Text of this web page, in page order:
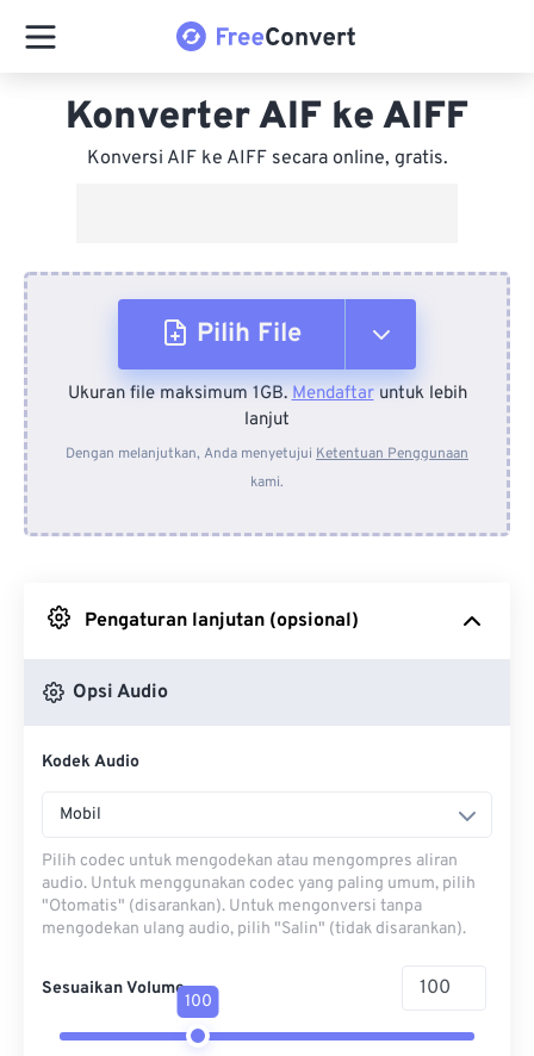
Konverter AIF ke AIFF
Konversi AIF ke AIFF secara online, gratis.
Pilih File
Dari Perangkat
Dari Dropbox
Ukuran file maksimum 1GB.Mendaftaruntuk lebih
lanjut
Dengan melanjutkan, Anda menyetujui Ketentuan Penggunaan
kami.
Pengaturan lanjutan (opsional)
Opsi Audio
Kodek Audio
Mobil
Pilih codec untuk mengodekan atau mengompres aliran
audio. Untuk menggunakan codec yang paling umum, pilih
"Otomatis" (disarankan). Untuk mengonversi tanpa
mengodekan ulang audio, pilih "Salin" (tidak disarankan).
Sesuaikan Volume
100